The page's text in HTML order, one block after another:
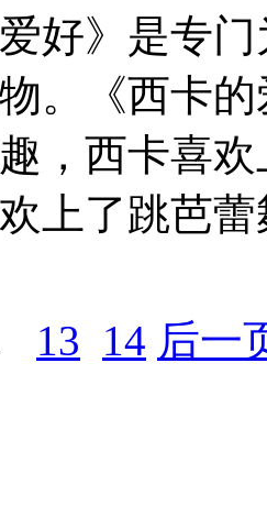
爱好》是专
。《西卡
，西卡喜
上了跳芭
13 14 后一